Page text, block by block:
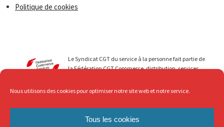
Nous utilisons des cookies pour optimiser notre site web et notre service.
Tous les cookies
Politique de cookies
Le Syndicat CGT du service à la personne fait partie de
la Fédération CGT Commerce, distribution, services.
faire progresser les droits de tous les travailleurs du
avec Respect, c’est ce que nous revendiquons !